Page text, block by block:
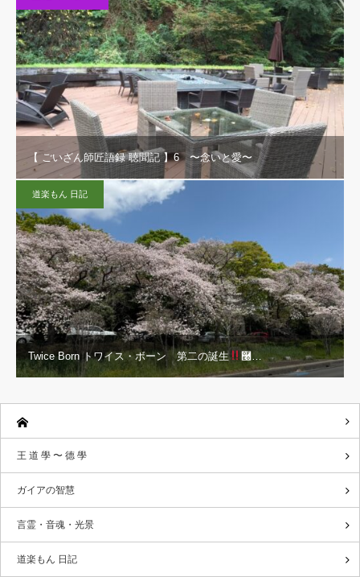
【 ごいざん師匠語録 聴聞記 】6 〜念いと愛〜
道楽もん 日記
Twice Born トワイス・ボーン 第二の誕生 ࿠…
王 道 學 〜 德 學
ガイアの智慧
言霊・音魂・光景
道楽もん 日記